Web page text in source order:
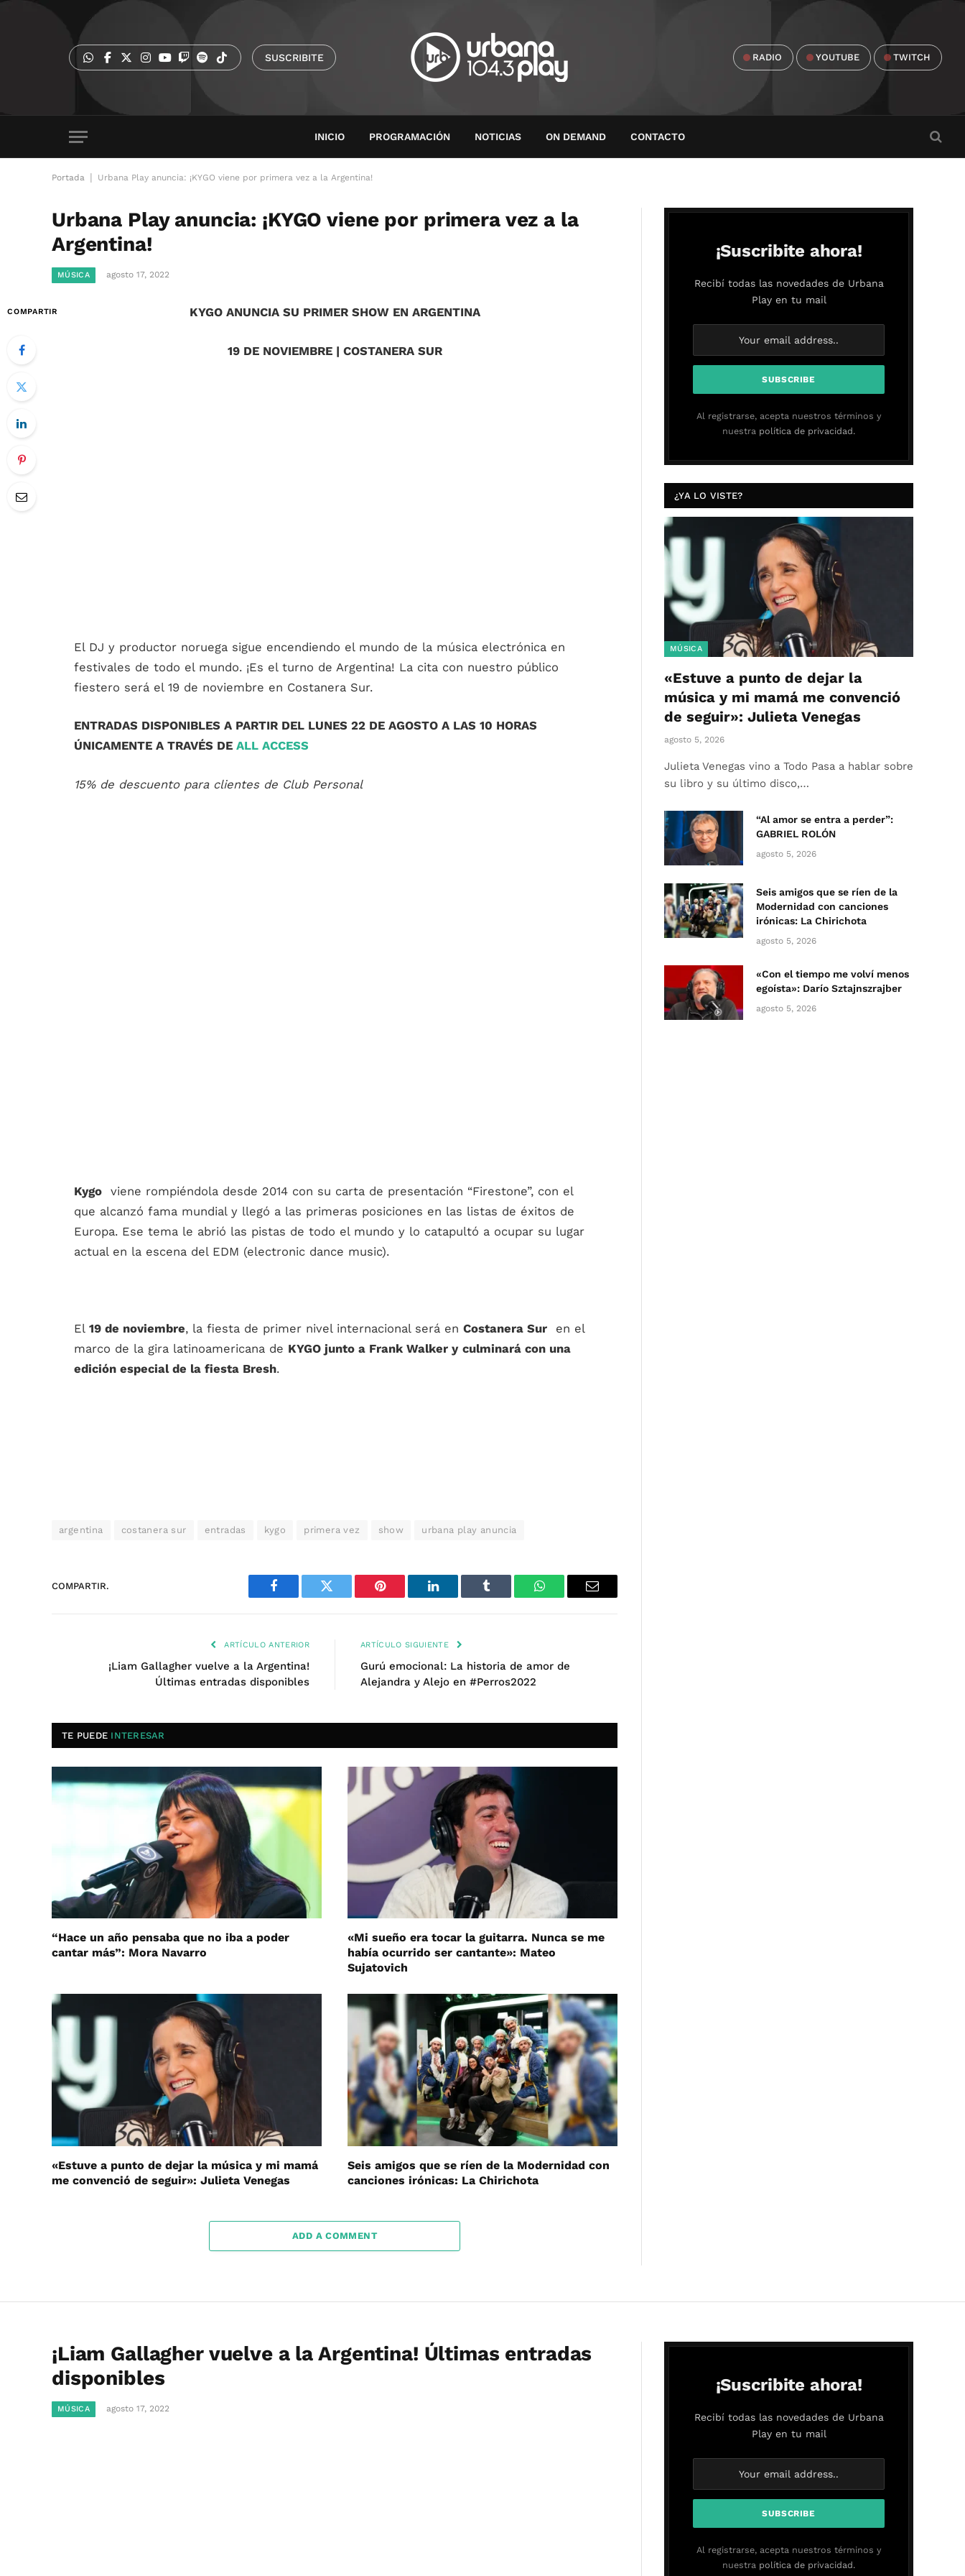
SUSCRIBITE RADIO YOUTUBE TWITCH
INICIO PROGRAMACIÓN NOTICIAS ON DEMAND CONTACTO
Portada Urbana Play anuncia: ¡KYGO viene por primera vez a la Argentina!
Urbana Play anuncia: ¡KYGO viene por primera vez a la
Argentina!
MÚSICA agosto 17, 2022
COMPARTIR KYGO ANUNCIA SU PRIMER SHOW EN ARGENTINA
19 DE NOVIEMBRE | COSTANERA SUR
El DJ y productor noruega sigue encendiendo el mundo de la música electrónica en
festivales de todo el mundo. ¡Es el turno de Argentina! La cita con nuestro público
fiestero será el 19 de noviembre en Costanera Sur.
ENTRADAS DISPONIBLES A PARTIR DEL LUNES 22 DE AGOSTO A LAS 10 HORAS
ÚNICAMENTE A TRAVÉS DE ALL ACCESS
15% de descuento para clientes de Club Personal
Kygo viene rompiéndola desde 2014 con su carta de presentación “Firestone”, con el
que alcanzó fama mundial y llegó a las primeras posiciones en las listas de éxitos de
Europa. Ese tema le abrió las pistas de todo el mundo y lo catapultó a ocupar su lugar
actual en la escena del EDM (electronic dance music).
El 19 de noviembre, la fiesta de primer nivel internacional será en Costanera Sur en el
marco de la gira latinoamericana de KYGO junto a Frank Walker y culminará con una
edición especial de la fiesta Bresh.
argentina costanera sur entradas kygo primera vez show urbana play anuncia
COMPARTIR.
Facebook Twitter Pinterest LinkedIn Tumblr WhatsAppEmail
ARTÍCULO ANTERIOR
¡Liam Gallagher vuelve a la Argentina!
Últimas entradas disponibles
ARTÍCULO SIGUIENTE
Gurú emocional: La historia de amor de
Alejandra y Alejo en #Perros2022
TE PUEDE INTERESAR
“Hace un año pensaba que no iba a poder
cantar más”: Mora Navarro
«Mi sueño era tocar la guitarra. Nunca se me
había ocurrido ser cantante»: Mateo
Sujatovich
«Estuve a punto de dejar la música y mi mamá
me convenció de seguir»: Julieta Venegas
Seis amigos que se ríen de la Modernidad con
canciones irónicas: La Chirichota
ADD A COMMENT
¡Suscribite ahora!
Recibí todas las novedades de Urbana
Play en tu mail
Al registrarse, acepta nuestros términos y
nuestra política de privacidad.
¿YA LO VISTE?
MÚSICA
«Estuve a punto de dejar la
música y mi mamá me convenció
de seguir»: Julieta Venegas
agosto 5, 2026
Julieta Venegas vino a Todo Pasa a hablar sobre
su libro y su último disco,…
“Al amor se entra a perder”:
GABRIEL ROLÓN
agosto 5, 2026
Seis amigos que se ríen de la
Modernidad con canciones
irónicas: La Chirichota
agosto 5, 2026
«Con el tiempo me volví menos
egoísta»: Darío Sztajnszrajber
agosto 5, 2026
¡Liam Gallagher vuelve a la Argentina! Últimas entradas
disponibles
MÚSICA agosto 17, 2022
¡Suscribite ahora!
Recibí todas las novedades de Urbana
Play en tu mail
Al registrarse, acepta nuestros términos y
nuestra política de privacidad.